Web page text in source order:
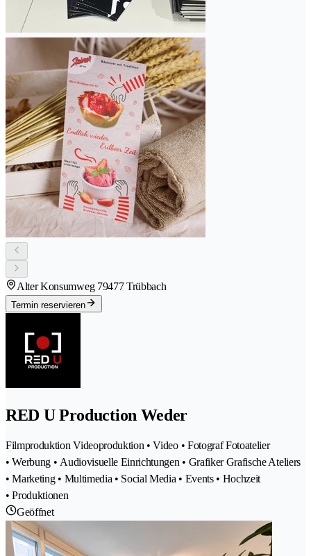
Alter Konsumweg 79477 Trübbach
Termin reservieren
RED U Production Weder
Filmproduktion Videoproduktion • Video • Fotograf Fotoatelier
• Werbung • Audiovisuelle Einrichtungen • Grafiker Grafische Ateliers
• Marketing • Multimedia • Social Media • Events • Hochzeit
• Produktionen
Geöffnet